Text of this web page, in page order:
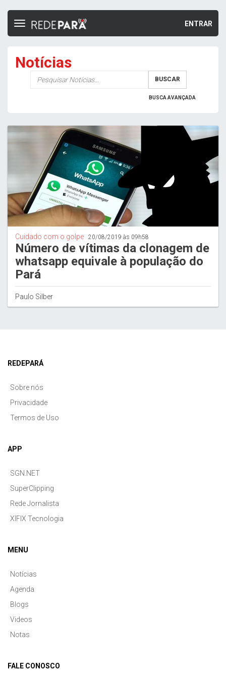
ENTRAR
Toggle
Notícias
BUSCAR
BUSCA AVANÇADA
Cuidado com o golpe 20/08/2019 às 09h58
Número de vítimas da clonagem de
whatsapp equivale à população do
Pará
Paulo Silber
REDEPARÁ
Sobre nós
Privacidade
Termos de Uso
APP
SGN.NET
SuperClipping
Rede Jornalista
XIFIX Tecnologia
MENU
Notícias
Agenda
Blogs
Videos
Notas
FALE CONOSCO